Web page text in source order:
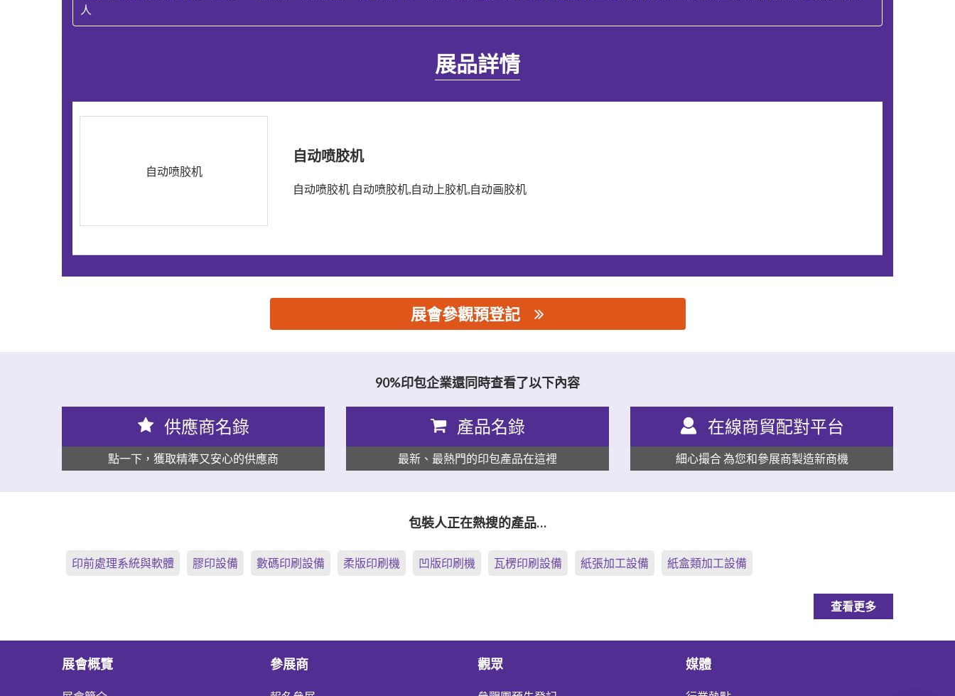
人
展品詳情
自动喷胶机
自动喷胶机
自动喷胶机 自动喷胶机,自动上胶机,自动画胶机
展會參觀預登記
90%印包企業還同時查看了以下內容
供應商名錄
點一下，獲取精準又安心的供應商
產品名錄
最新、最熱門的印包產品在這裡
在線商貿配對平台
細心撮合 為您和參展商製造新商機
包裝人正在熱搜的產品…
印前處理系統與軟體 膠印設備 數碼印刷設備 柔版印刷機 凹版印刷機 瓦楞印刷設備 紙張加工設備 紙盒類加工設備
查看更多
展會概覽 參展商 觀眾 媒體